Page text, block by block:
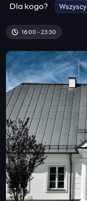
Dla kogo? Wszyscy
16:00 - 23:30